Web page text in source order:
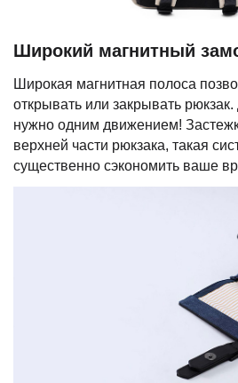
Широкий магнитный
Широкая магнитная полоса
открывать или закрывать
нужно одним движением!
верхней части рюкзака, такая
существенно сэкономить ваше